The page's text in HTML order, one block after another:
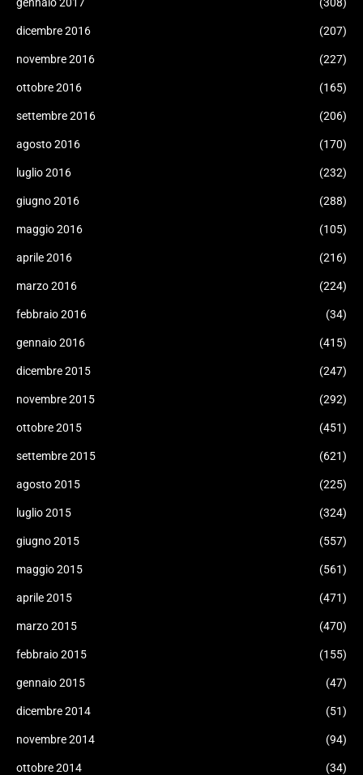
dicembre 2016 (207)
novembre 2016 (227)
ottobre 2016 (165)
settembre 2016 (206)
agosto 2016 (170)
luglio 2016 (232)
giugno 2016 (288)
maggio 2016 (105)
aprile 2016 (216)
marzo 2016 (224)
febbraio 2016 (34)
gennaio 2016 (415)
dicembre 2015 (247)
novembre 2015 (292)
ottobre 2015 (451)
settembre 2015 (621)
agosto 2015 (225)
luglio 2015 (324)
giugno 2015 (557)
maggio 2015 (561)
aprile 2015 (471)
marzo 2015 (470)
febbraio 2015 (155)
gennaio 2015 (47)
dicembre 2014 (51)
novembre 2014 (94)
ottobre 2014 (34)